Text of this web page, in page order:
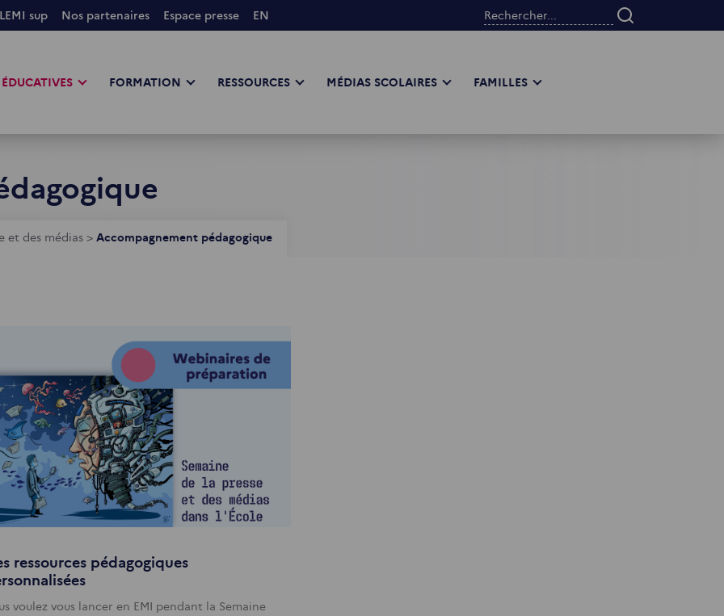
sup Nos partenaires Espace presse EN Rechercher...
FORMATION RESSOURCES MÉDIAS SCOLAIRES FAMILLES
et des médias > Accompagnement pédagogique
ressources pédagogiques
voulez vous lancer en EMI pendant la Semaine